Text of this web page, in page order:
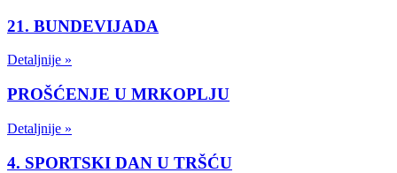
21. BUNDEVIJADA
Detaljnije »
PROŠĆENJE U MRKOPLJU
Detaljnije »
4. SPORTSKI DAN U TRŠĆU